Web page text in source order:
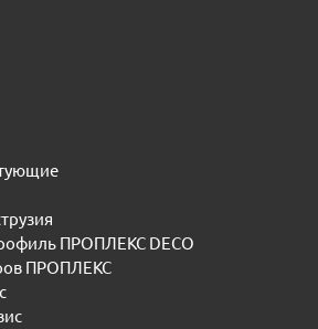
ПРОПЛЕКС DECO
ПРОПЛЕКС